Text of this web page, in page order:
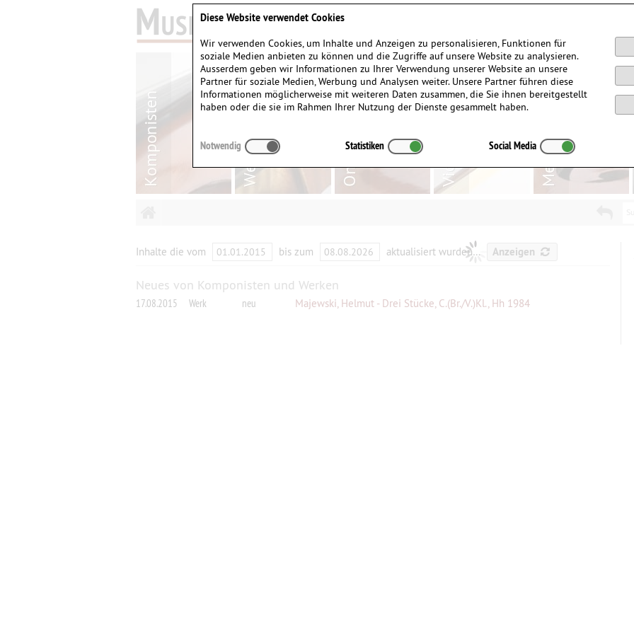
Inhalte die vom bis zum aktualisiert wurden… Anzeigen
Neues von Komponisten und Werken
17.08.2015 Werk neu Majewski, Helmut - Drei Stücke, C.(Br./V.)Kl., Hh 1984
Diese Website verwendet Cookies
Wir verwenden Cookies, um Inhalte und Anzeigen zu personalisieren, Funktionen für
soziale Medien anbieten zu können und die Zugriffe auf unsere Website zu analysieren.
Ausserdem geben wir Informationen zu Ihrer Verwendung unserer Website an unsere
Partner für soziale Medien, Werbung und Analysen weiter. Unsere Partner führen diese
Informationen möglicherweise mit weiteren Daten zusammen, die Sie ihnen bereitgestellt
haben oder die sie im Rahmen Ihrer Nutzung der Dienste gesammelt haben.
Notwendig Statistiken Social Media